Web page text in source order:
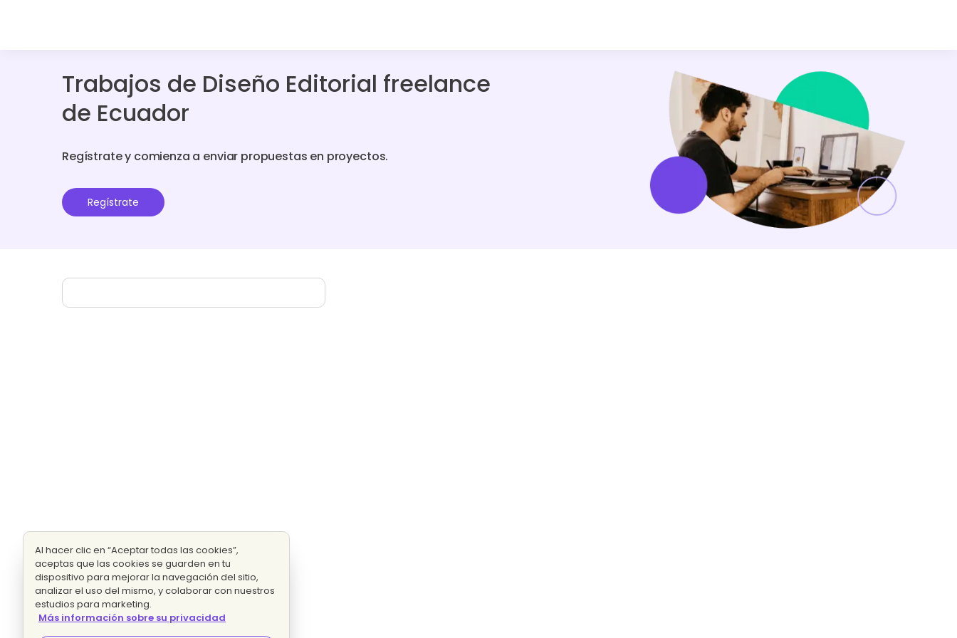
Trabajos de Diseño Editorial freelance
de Ecuador
Regístrate y comienza a enviar propuestas en proyectos.
Regístrate
Al hacer clic en “Aceptar todas las cookies”,
aceptas que las cookies se guarden en tu
dispositivo para mejorar la navegación del sitio,
analizar el uso del mismo, y colaborar con nuestros
estudios para marketing.
Más información sobre su privacidad